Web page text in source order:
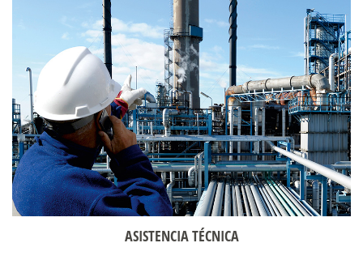
ASISTENCIA TÉCNICA